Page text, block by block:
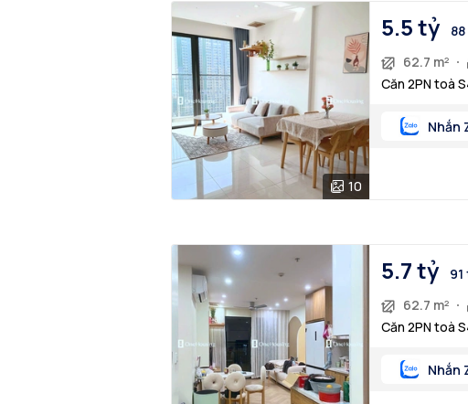
10
5.5 tỷ
62.7 m²
Căn 2PN toà
Nhắn
5.7 tỷ
62.7 m²
Căn 2PN toà
Nhắn